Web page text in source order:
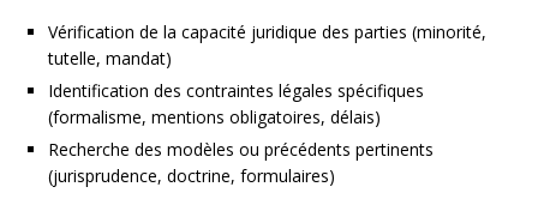
Vérification de la capacité juridique des parties (minorité,
tutelle, mandat)
Identification des contraintes légales spécifiques
(formalisme, mentions obligatoires, délais)
Recherche des modèles ou précédents pertinents
(jurisprudence, doctrine, formulaires)